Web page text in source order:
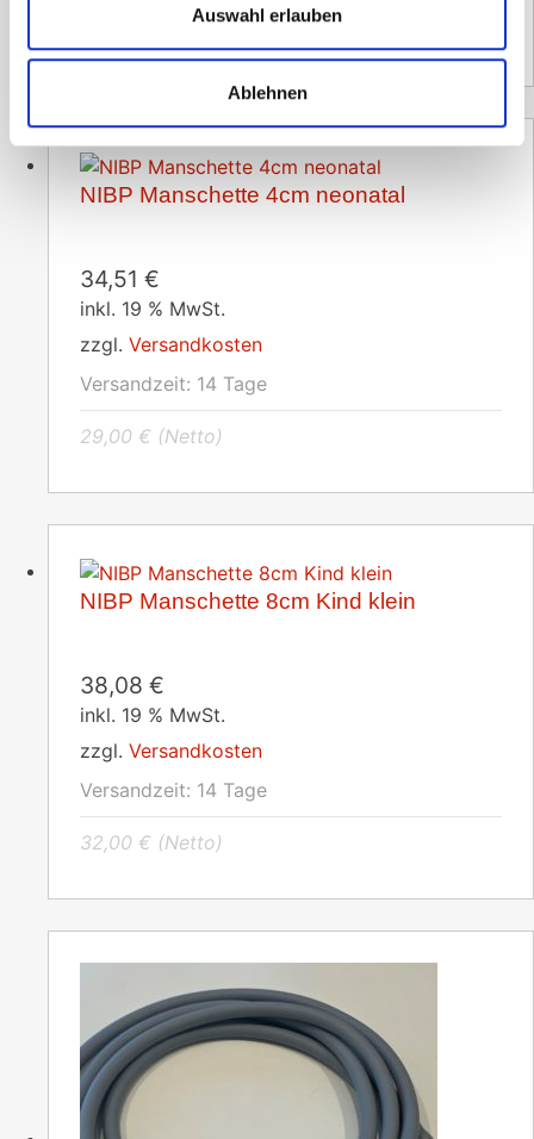
Auswahl erlauben
Ablehnen
(Netto)
NIBP Manschette 4cm neonatal
34,51 €
inkl. 19 % MwSt.
zzgl. Versandkosten
Versandzeit: 14 Tage
29,00 € (Netto)
NIBP Manschette 8cm Kind klein
38,08 €
inkl. 19 % MwSt.
zzgl. Versandkosten
Versandzeit: 14 Tage
32,00 € (Netto)